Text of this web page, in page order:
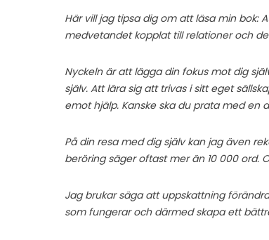
Här vill jag tipsa dig om att läsa min bok:
medvetandet kopplat till relationer och
Nyckeln är att lägga din fokus mot dig
själv. Att lära sig att trivas i sitt eget
emot hjälp. Kanske ska du prata med en
På din resa med dig själv kan jag även
beröring säger oftast mer än 10 000 ord.
Jag brukar säga att uppskattning
som fungerar och därmed skapa ett